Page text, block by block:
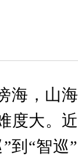
海，山
度大。
到“智巡